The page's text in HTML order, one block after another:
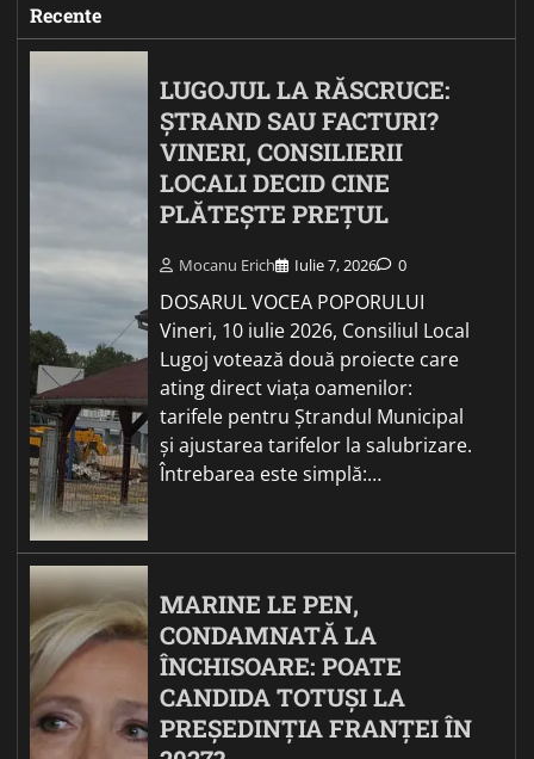
Recente
LUGOJUL LA RĂSCRUCE:
ȘTRAND SAU FACTURI?
VINERI, CONSILIERII
LOCALI DECID CINE
PLĂTEȘTE PREȚUL
Mocanu Erich Iulie 7, 2026 0
DOSARUL VOCEA POPORULUI
Vineri, 10 iulie 2026, Consiliul Local
Lugoj votează două proiecte care
ating direct viața oamenilor:
tarifele pentru Ștrandul Municipal
și ajustarea tarifelor la salubrizare.
Întrebarea este simplă:…
MARINE LE PEN,
CONDAMNATĂ LA
ÎNCHISOARE: POATE
CANDIDA TOTUȘI LA
PREȘEDINȚIA FRANȚEI ÎN